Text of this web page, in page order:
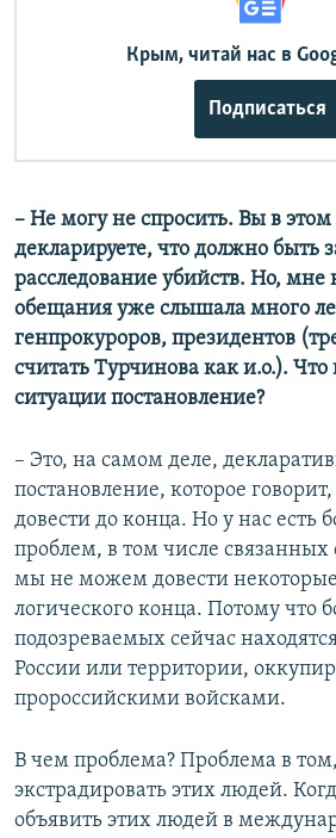
Крым, читай нас в
Подписаться
– Не могу не спросить. Вы в
декларируете, что должно быть
расследование убийств. Но, мне
обещания уже слышала много
генпрокуроров, президентов
считать Турчинова как и.о.).
ситуации постановление?
– Это, на самом деле,
постановление, которое
довести до конца. Но у нас есть
проблем, в том числе связанных
мы не можем довести некоторые
логического конца. Потому что
подозреваемых сейчас
России или территории,
пророссийскими войсками.
В чем проблема? Проблема в
экстрадировать этих людей.
объявить этих людей в